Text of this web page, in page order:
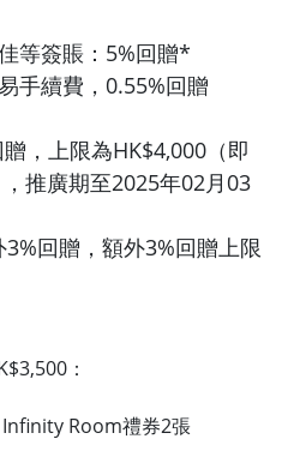
等簽賬：5%回贈*
手續費，0.55%回贈
，上限為HK$4,000（即
推廣期至2025年02月03
回贈，額外3%回贈上限
：
Room禮券2張